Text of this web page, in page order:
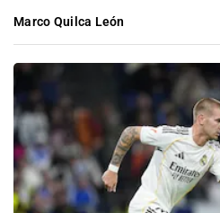
Marco Quilca León